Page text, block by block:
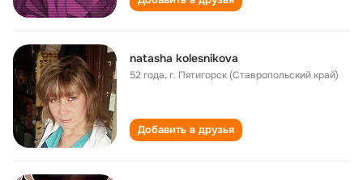
natasha kolesnikova
52 года,г. Пятигорск (Ставропольский край)
Добавить в друзья